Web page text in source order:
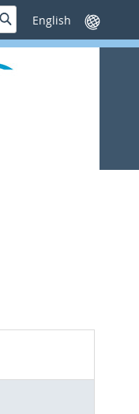
SucheSprache
wechseln